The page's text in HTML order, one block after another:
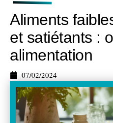
Aliments
et satiétants :
alimentation
07/02/2024